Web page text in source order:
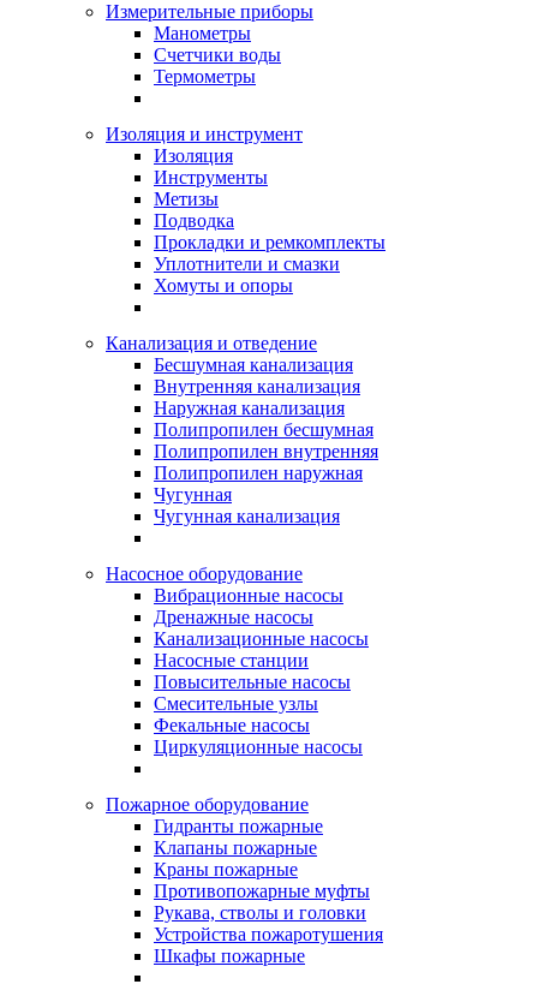
Измерительные приборы
Манометры
Счетчики воды
Термометры
Изоляция и инструмент
Изоляция
Инструменты
Метизы
Подводка
Прокладки и ремкомплекты
Уплотнители и смазки
Хомуты и опоры
Канализация и отведение
Бесшумная канализация
Внутренняя канализация
Наружная канализация
Полипропилен бесшумная
Полипропилен внутренняя
Полипропилен наружная
Чугунная
Чугунная канализация
Насосное оборудование
Вибрационные насосы
Дренажные насосы
Канализационные насосы
Насосные станции
Повысительные насосы
Смесительные узлы
Фекальные насосы
Циркуляционные насосы
Пожарное оборудование
Гидранты пожарные
Клапаны пожарные
Краны пожарные
Противопожарные муфты
Рукава, стволы и головки
Устройства пожаротушения
Шкафы пожарные